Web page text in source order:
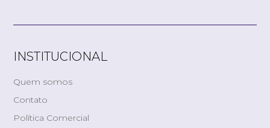
INSTITUCIONAL
Quem somos
Contato
Política Comercial